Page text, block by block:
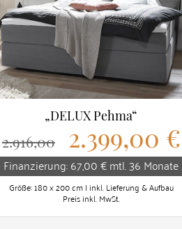
„DELUX Pehma“
2.916,00 2.399,00 €
Finanzierung: 67,00 € mtl. 36 Monate
Größe: 180 x 200 cm | inkl. Lieferung & Aufbau
Preis inkl. MwSt.